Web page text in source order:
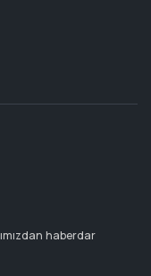
haberdar